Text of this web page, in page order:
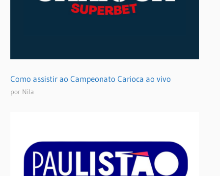
Como assistir ao Campeonato Carioca ao vivo
por Nila